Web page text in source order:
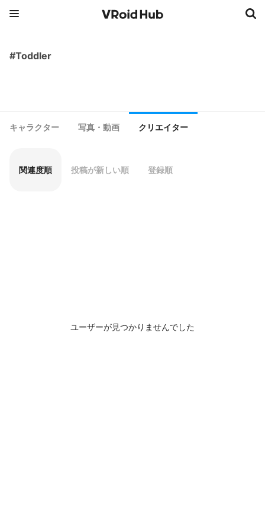
#Toddler
キャラクター 写真・動画 クリエイター
関連度順 投稿が新しい順 登録順
ユーザーが見つかりませんでした